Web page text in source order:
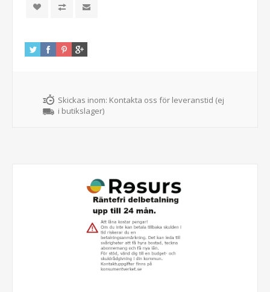
Skickas inom: Kontakta oss för leveranstid (ej
i butikslager)